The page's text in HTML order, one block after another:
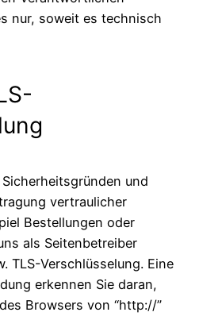
nur, soweit es technisch
und
vertraulicher
Bestellungen oder
als Seitenbetreiber
TLS-Verschlüsselung. Eine
erkennen Sie daran,
Browsers von “http://”